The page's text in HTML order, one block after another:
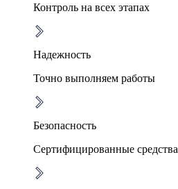
Контроль на всех этапах
Надежность
Точно выполняем работы
Безопасность
Сертифицированные средства